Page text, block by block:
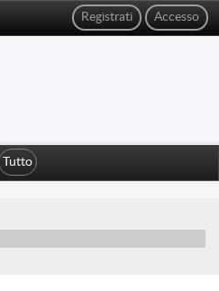
Accesso
Registrati
Tutto